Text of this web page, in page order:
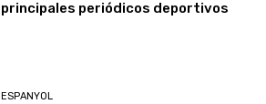
principales periódicos deportivos
ESPANYOL